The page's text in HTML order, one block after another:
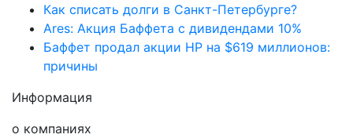
Как списать долги в Санкт-Петербурге?
Ares: Акция Баффета с дивидендами 10%
Баффет продал акции HP на $619 миллионов:
причины
Информация
о компаниях